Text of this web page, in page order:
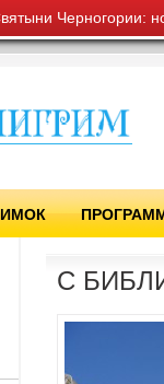
Черногории:
С